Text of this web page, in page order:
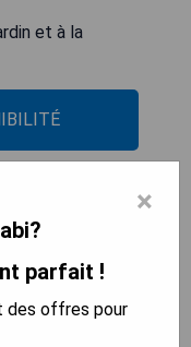
et à la
×
parfait !
des offres pour